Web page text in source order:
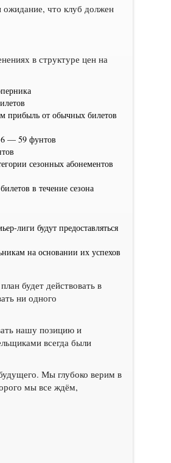
ожидание, что клуб должен
в структуре цен на
прибыль от обычных билетов
— 59 фунтов
сезонных абонементов
в течение сезона
лиги будут предоставляться
на основании их успехов
будет действовать в
ни одного
нашу позицию и
всегда были
Мы глубоко верим в
мы все ждём,